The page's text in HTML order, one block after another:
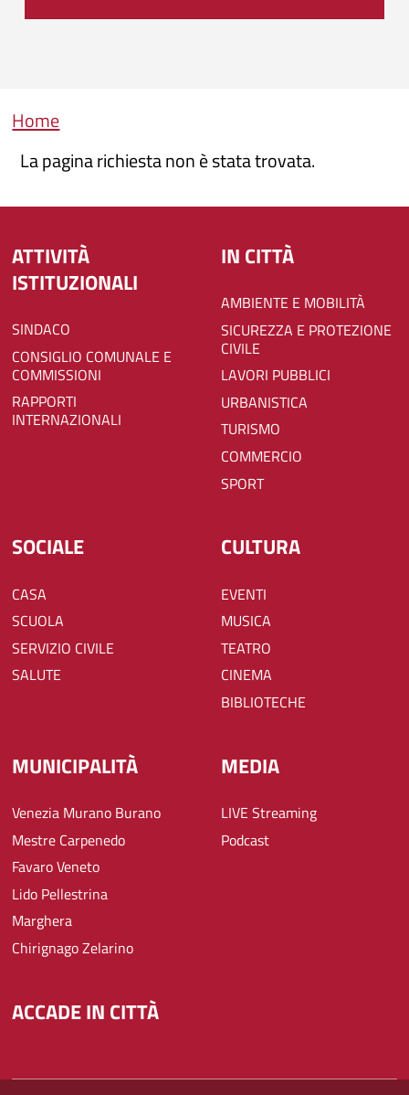
Briciole di pane
Home
La pagina richiesta non è stata trovata.
ATTIVITÀ
ISTITUZIONALI
SINDACO
CONSIGLIO COMUNALE E
COMMISSIONI
RAPPORTI
INTERNAZIONALI
IN CITTÀ
AMBIENTE E MOBILITÀ
SICUREZZA E PROTEZIONE
CIVILE
LAVORI PUBBLICI
URBANISTICA
TURISMO
COMMERCIO
SPORT
SOCIALE
CASA
SCUOLA
SERVIZIO CIVILE
SALUTE
CULTURA
EVENTI
MUSICA
TEATRO
CINEMA
BIBLIOTECHE
MUNICIPALITÀ
Venezia Murano Burano
Mestre Carpenedo
Favaro Veneto
Lido Pellestrina
Marghera
Chirignago Zelarino
MEDIA
LIVE Streaming
Podcast
ACCADE IN CITTÀ